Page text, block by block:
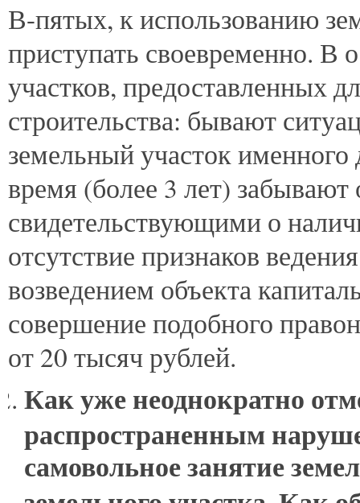
В-пятых, к использованию
приступать своевременно. В
участков, предоставленных
строительства: бывают
земельный участок именного
время (более 3 лет)
свидетельствующими о
отсутствие признаков
возведением объекта
совершение подобного
от 20 тысяч рублей.
Как уже неоднократно
распространенным
самовольное занятие